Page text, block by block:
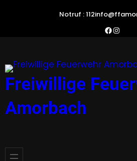
Notruf : 112
Facebook Feuerwehr
Instagram
Freiwillige
Amorbach